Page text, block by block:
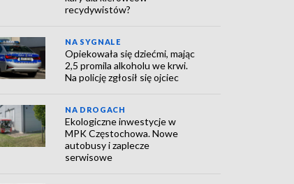
recydywistów?
NA SYGNALE
Opiekowała się dziećmi, mając
2,5 promila alkoholu we krwi.
Na policję zgłosił się ojciec
NA DROGACH
Ekologiczne inwestycje w
MPK Częstochowa. Nowe
autobusy i zaplecze
serwisowe